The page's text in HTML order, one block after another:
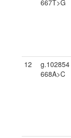
667T>G
12
g.102854
668A>C